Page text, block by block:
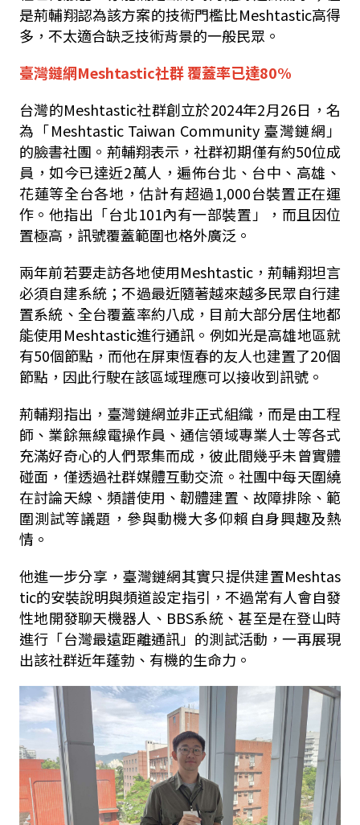
是荊輔翔認為該方案的技術門檻比Meshtastic高得
多，不太適合缺乏技術背景的一般民眾。
臺灣鏈網Meshtastic社群 覆蓋率已達80%
台灣的Meshtastic社群創立於2024年2月26日，名
為「Meshtastic Taiwan Community 臺灣鏈網」
的臉書社團。荊輔翔表示，社群初期僅有約50位成
員，如今已達近2萬人，遍佈台北、台中、高雄、
花蓮等全台各地，估計有超過1,000台裝置正在運
作。他指出「台北101內有一部裝置」，而且因位
置極高，訊號覆蓋範圍也格外廣泛。
兩年前若要走訪各地使用Meshtastic，荊輔翔坦言
必須自建系統；不過最近隨著越來越多民眾自行建
置系統、全台覆蓋率約八成，目前大部分居住地都
能使用Meshtastic進行通訊。例如光是高雄地區就
有50個節點，而他在屏東恆春的友人也建置了20個
節點，因此行駛在該區域理應可以接收到訊號。
荊輔翔指出，臺灣鏈網並非正式組織，而是由工程
師、業餘無線電操作員、通信領域專業人士等各式
充滿好奇心的人們聚集而成，彼此間幾乎未曾實體
碰面，僅透過社群媒體互動交流。社團中每天圍繞
在討論天線、頻譜使用、韌體建置、故障排除、範
圍測試等議題，參與動機大多仰賴自身興趣及熱
情。
他進一步分享，臺灣鏈網其實只提供建置Meshtas
tic的安裝說明與頻道設定指引，不過常有人會自發
性地開發聊天機器人、BBS系統、甚至是在登山時
進行「台灣最遠距離通訊」的測試活動，一再展現
出該社群近年蓬勃、有機的生命力。